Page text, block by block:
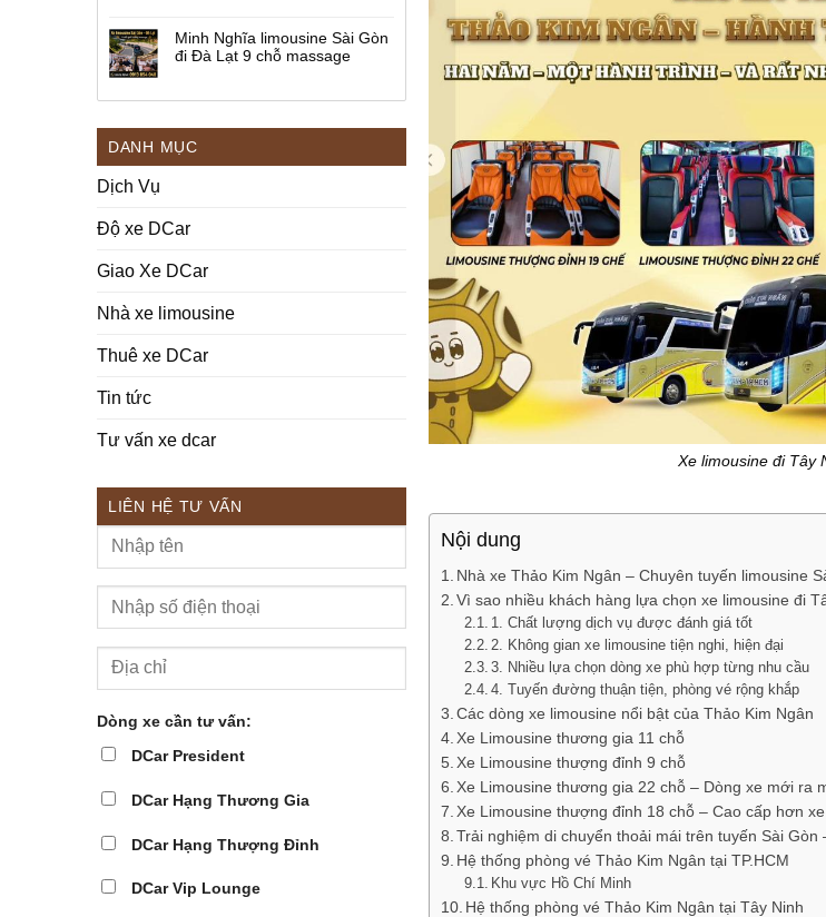
Minh Nghĩa limousine Sài Gòn
đi Đà Lạt 9 chỗ massage
DANH MỤC
Dịch Vụ
Độ xe DCar
Giao Xe DCar
Nhà xe limousine
Thuê xe DCar
Tin tức
Tư vấn xe dcar
LIÊN HỆ TƯ VẤN
Dòng xe cần tư vấn:
DCar President
DCar Hạng Thương Gia
DCar Hạng Thượng Đỉnh
DCar Vip Lounge
Xe limousine đi Tây
Nội dung
Nhà xe Thảo Kim Ngân – Chuyên tuyến limousine
Vì sao nhiều khách hàng lựa chọn xe limousine đi
1. Chất lượng dịch vụ được đánh giá tốt
2. Không gian xe limousine tiện nghi, hiện đại
3. Nhiều lựa chọn dòng xe phù hợp từng nhu cầu
4. Tuyến đường thuận tiện, phòng vé rộng khắp
Các dòng xe limousine nổi bật của Thảo Kim Ngân
Xe Limousine thương gia 11 chỗ
Xe Limousine thượng đỉnh 9 chỗ
Xe Limousine thương gia 22 chỗ – Dòng xe mới ra
Xe Limousine thượng đỉnh 18 chỗ – Cao cấp hơn
Trải nghiệm di chuyển thoải mái trên tuyến Sài Gòn
Hệ thống phòng vé Thảo Kim Ngân tại TP.HCM
Khu vực Hồ Chí Minh
Hệ thống phòng vé Thảo Kim Ngân tại Tây Ninh